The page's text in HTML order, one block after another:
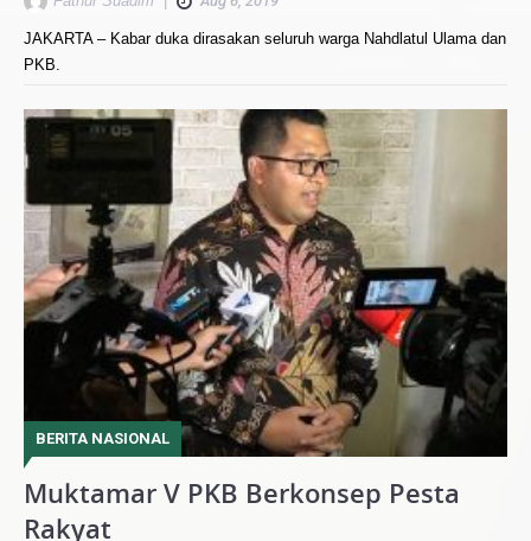
JAKARTA – Kabar duka dirasakan seluruh warga Nahdlatul Ulama dan
PKB.
BERITA NASIONAL
Muktamar V PKB Berkonsep Pesta
Rakyat